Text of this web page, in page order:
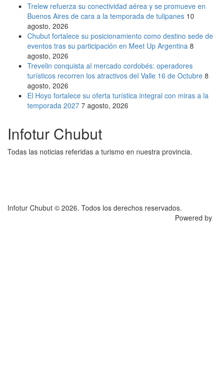
Trelew refuerza su conectividad aérea y se promueve en
Buenos Aires de cara a la temporada de tulipanes 10
agosto, 2026
Chubut fortalece su posicionamiento como destino sede de
eventos tras su participación en Meet Up Argentina 8
agosto, 2026
Trevelin conquista al mercado cordobés: operadores
turísticos recorren los atractivos del Valle 16 de Octubre 8
agosto, 2026
El Hoyo fortalece su oferta turística integral con miras a la
temporada 2027 7 agosto, 2026
Infotur Chubut
Todas las noticias referidas a turismo en nuestra provincia.
Infotur Chubut © 2026. Todos los derechos reservados.
Powered by